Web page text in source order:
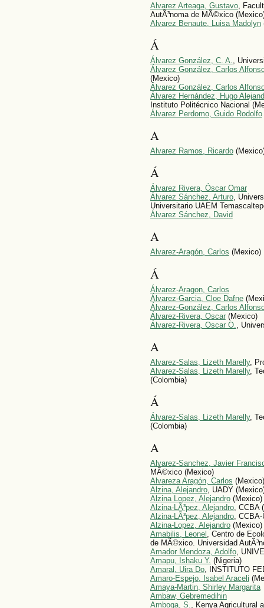
Alvarez Arteaga, Gustavo,
AutÃ³noma de MÃ©xico
Alvarez Benaute, Luisa Madolyn
Á
Álvarez González, C. A.,
Álvarez González, Carlos
(Mexico)
Álvarez González, Carlos
Álvarez Hernández, Hugo
Instituto Politécnico Nacional
Álvarez Perdomo, Guido Rodolfo
A
Alvarez Ramos, Ricardo
Á
Álvarez Rivera, Óscar Omar
Álvarez Sánchez, Arturo,
Universitario UAEM
Álvarez Sánchez, David
A
Alvarez-Aragón, Carlos (Mexico)
Á
Álvarez-Aragon, Carlos
Álvarez-Garcia, Cloe Dafne
Álvarez-González, Carlos
Álvarez-Rivera, Oscar(Mexico)
Álvarez-Rivera, Oscar O.
,
A
Alvarez-Salas, Lizeth Marelly,
Alvarez-Salas, Lizeth Marelly,
(Colombia)
Á
Álvarez-Salas, Lizeth Marelly,
(Colombia)
A
Alvarez-Sanchez, Javier
MÃ©xico (Mexico)
Alvareza Aragón, Carlos (Mexico)
Alzina, Alejandro, UADY
Alzina Lopez, Alejandro(Mexico)
Alzina-LÃ³pez, Alejandro, CCBA
Alzina-LÃ³pez, Alejandro, CCBA-
Alzina-Lopez, Alejandro(Mexico)
Amabilis, Leonel
, Centro de
de MÃ©xico. Universidad
Amador Mendoza, Adolfo,
Amapu, Ishaku Y. (Nigeria)
Amaral, Uira Do, INSTITUTO
Amaro-Espejo, Isabel Araceli
Amaya-Martin, Shirley Margarita
Ambaw, Gebremedihin
Amboga, S.
, Kenya Agricultural